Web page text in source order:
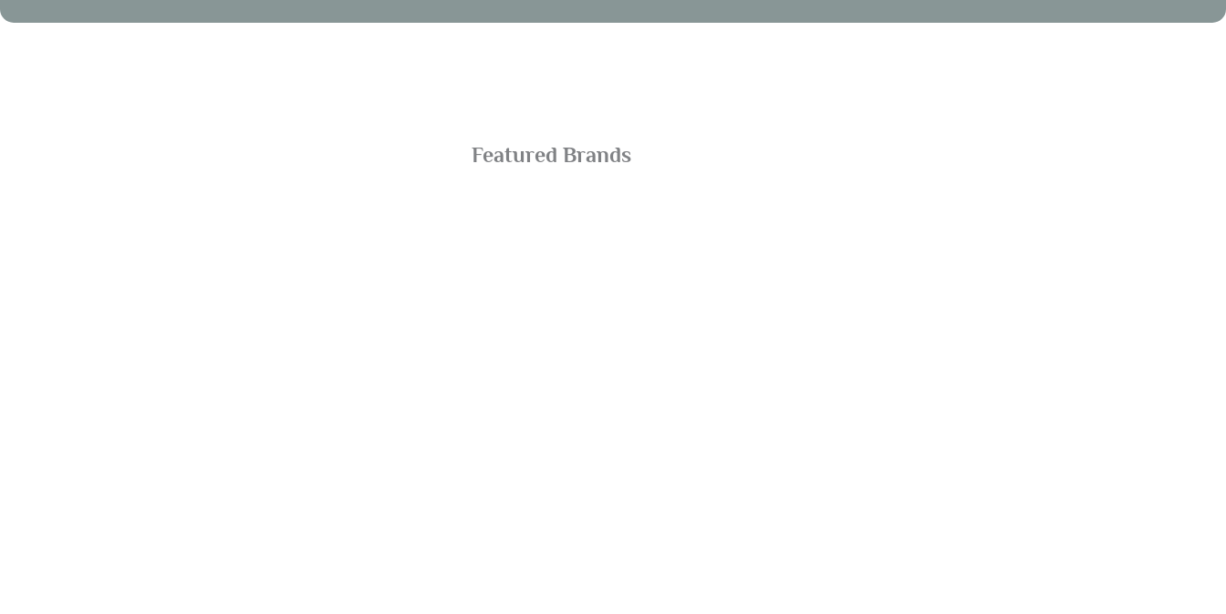
Featured Brands